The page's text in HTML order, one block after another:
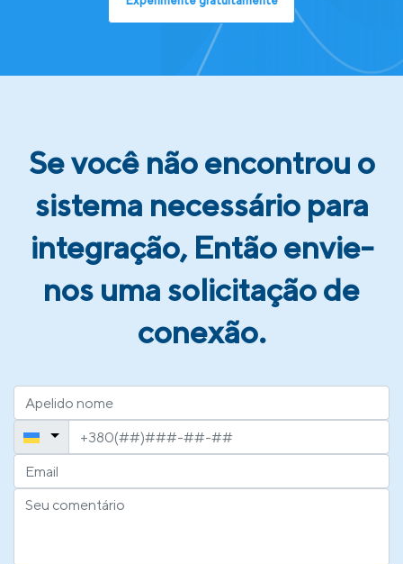
Se você não encontrou o
sistema necessário para
integração, Então envie-
nos uma solicitação de
conexão.